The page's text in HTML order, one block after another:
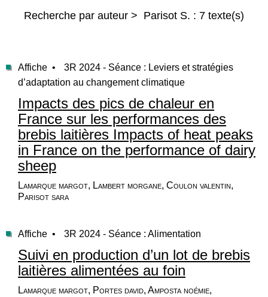
Recherche par auteur > Parisot S. : 7 texte(s)
Affiche •
3R 2024 - Séance : Leviers et stratégies
d’adaptation au changement climatique
Impacts des pics de chaleur en
France sur les performances des
brebis laitières Impacts of heat peaks
in France on the performance of dairy
sheep
Lamarque margot, Lambert morgane, Coulon valentin,
Parisot sara
Affiche • 3R 2024 - Séance : Alimentation
Suivi en production d’un lot de brebis
laitières alimentées au foin
Lamarque margot, Portes david, Amposta noémie,